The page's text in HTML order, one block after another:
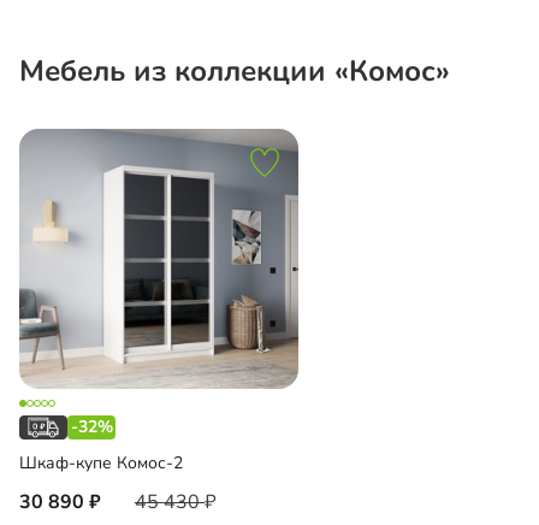
Мебель из коллекции «Комос»
-32%
Шкаф-купе Комос-2
30 890 45 430